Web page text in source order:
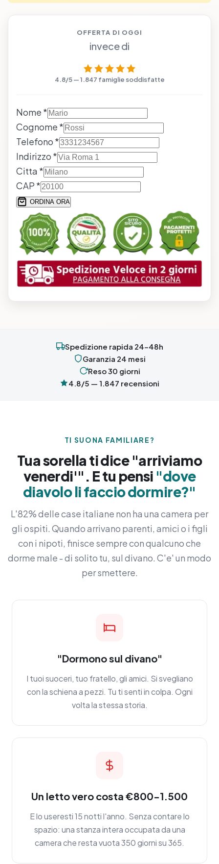
OFFERTA DI OGGI
invece di
4.8/5 — 1.847 famiglie soddisfatte
Nome *
Cognome *
Telefono *
Indirizzo *
Citta *
CAP *
ORDINA ORA
Spedizione rapida 24-48h
Garanzia 24 mesi
Reso 30 giorni
4.8/5 — 1.847 recensioni
TI SUONA FAMILIARE?
Tua sorella ti dice "arriviamo
venerdi'". E tu pensi "dove
diavolo li faccio dormire?"
L'82% delle case italiane non ha una camera per
gli ospiti. Quando arrivano parenti, amici o i figli
con i nipoti, finisce sempre con qualcuno che
dorme male - di solito tu, sul divano. C'e' un modo
per smettere.
"Dormono sul divano"
I tuoi suoceri, tuo fratello, gli amici. Si svegliano
con la schiena a pezzi. Tu ti senti in colpa. Ogni
volta la stessa storia.
Un letto vero costa €800-1.500
E lo useresti 15 notti l'anno. Senza contare lo
spazio: una stanza intera occupata da una
camera che resta vuota 350 giorni su 365.